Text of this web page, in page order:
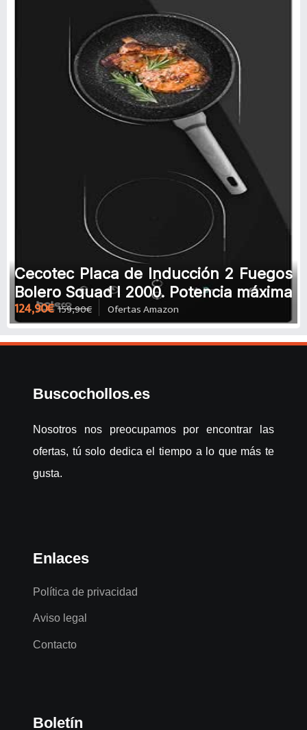
Cecotec Placa de Inducción 2 Fuegos
Bolero Squad I 2000. Potencia máxima
3500 W, 9 Niveles de Pote
124,90€ 159,90€ Ofertas Amazon
Buscochollos.es
Nosotros nos preocupamos por encontrar las
ofertas, tú solo dedica el tiempo a lo que más te
gusta.
Enlaces
Política de privacidad
Aviso legal
Contacto
Boletín